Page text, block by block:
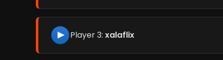
Player 3: xalaflix